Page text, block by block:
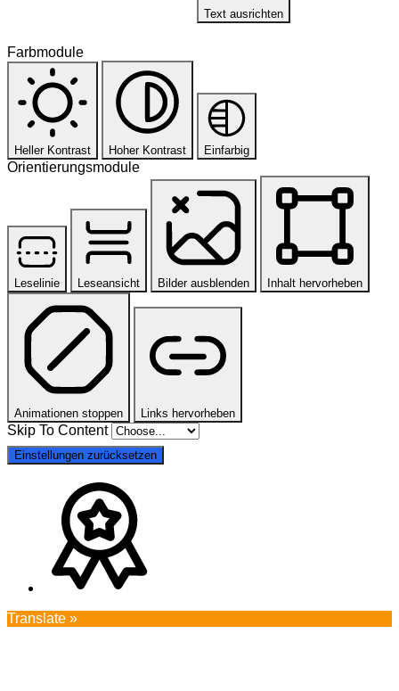
Text ausrichten
Farbmodule
Heller Kontrast Hoher Kontrast Einfarbig
Orientierungsmodule
Leselinie Leseansicht Bilder ausblenden Inhalt hervorheben
Animationen stoppen Links hervorheben
Skip To Content
Einstellungen zurücksetzen
Translate »